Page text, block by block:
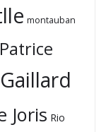
montauban
Patrice
Joris Rio